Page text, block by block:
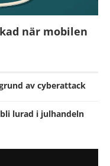
när mobilen
av cyberattack
lurad i julhandeln